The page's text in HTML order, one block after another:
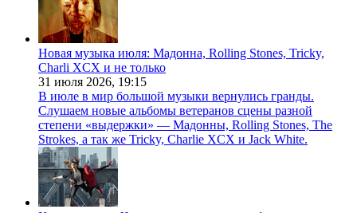
Новая музыка июля: Мадонна, Rolling Stones, Tricky,
Charli XCX и не только
31 июля 2026, 19:15
В июле в мир большой музыки вернулись гранды.
Слушаем новые альбомы ветеранов сцены разной
степени «выдержки» — Мадонны, Rolling Stones, The
Strokes, а так же Tricky, Charlie XCX и Jack White.